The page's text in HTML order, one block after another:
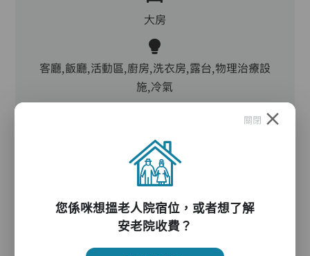
大房
客廳,飯廳,活動區,廚房,洗衣房,露台,物理治療設
施,冷氣
沐浴床,起重機
護理服務
關閉
您係咪想搵老人院宿位，或者想了解
安老院收費？